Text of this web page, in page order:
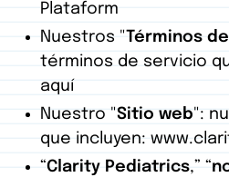
Plataform
Nuestros "
Términos
términos de servicio
aquí
Nuestro "Sitio web":
que incluyen:
“Clarity Pediatrics,” “